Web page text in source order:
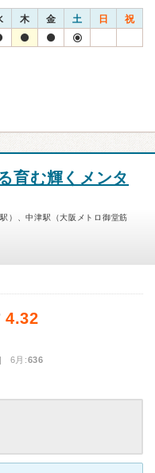
木 金 土 日 祝
育む輝くメンタ
）、中津駅（大阪メトロ御堂筋
4.32
6月:636